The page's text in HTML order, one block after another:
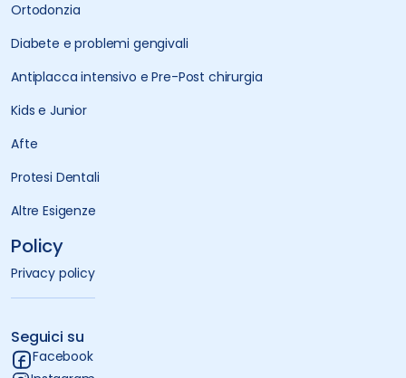
Ortodonzia
Diabete e problemi gengivali
Antiplacca intensivo e Pre-Post chirurgia
Kids e Junior
Afte
Protesi Dentali
Altre Esigenze
Policy
Privacy policy
Seguici su
Facebook